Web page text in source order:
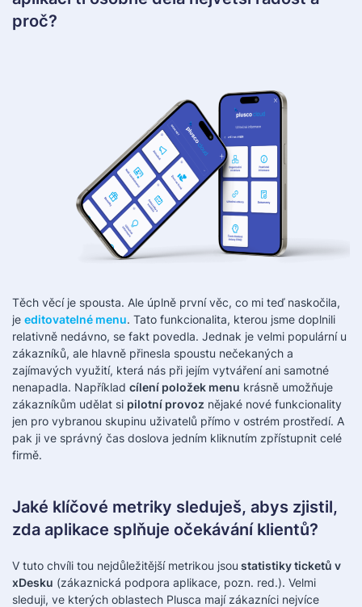
proč?
Těch věcí je spousta. Ale úplně první věc, co mi teď naskočila,
je editovatelné menu. Tato funkcionalita, kterou jsme doplnili
relativně nedávno, se fakt povedla. Jednak je velmi populární u
zákazníků, ale hlavně přinesla spoustu nečekaných a
zajímavých využití, která nás při jejím vytváření ani samotné
nenapadla. Například cílení položek menu krásně umožňuje
zákazníkům udělat si pilotní provoz nějaké nové funkcionality
jen pro vybranou skupinu uživatelů přímo v ostrém prostředí. A
pak ji ve správný čas doslova jedním kliknutím zpřístupnit celé
firmě.
Jaké klíčové metriky sleduješ, abys zjistil,
zda aplikace splňuje očekávání klientů?
V tuto chvíli tou nejdůležitější metrikou jsou statistiky ticketů v
xDesku (zákaznická podpora aplikace, pozn. red.). Velmi
sleduji, ve kterých oblastech Plusca mají zákazníci nejvíce